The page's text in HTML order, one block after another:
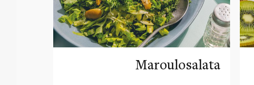
Maroulosalata